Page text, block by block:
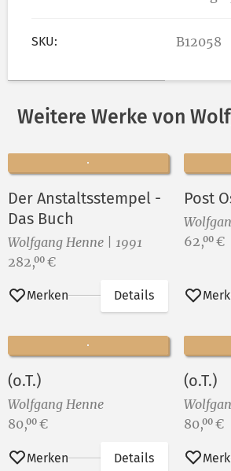
SKU: B12058
Weitere Werke von
Der Anstaltsstempel -
Das Buch
Wolfgang Henne | 1991
Preis:
282,00 €
Merken Details
Post
Preis:
62,00 €
(o.T.)
Wolfgang Henne
Preis:
80,00 €
Merken Details
(o.T.)
Preis:
80,00 €